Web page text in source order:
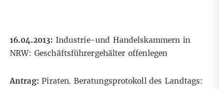
16.04.2013: Industrie-und Handelskammern in
NRW: Geschäftsführergehälter offenlegen
Antrag:Piraten. Beratungsprotokoll des Landtags: